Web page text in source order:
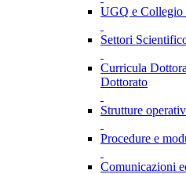
UGQ e Collegio
Settori
Curricula
Dottorato
Strutture
Procedure e
Comunicazioni